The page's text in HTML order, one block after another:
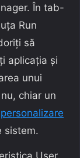
În tab-
Run
să
aplicația și
unui
chiar un
personalizare
sistem.
User